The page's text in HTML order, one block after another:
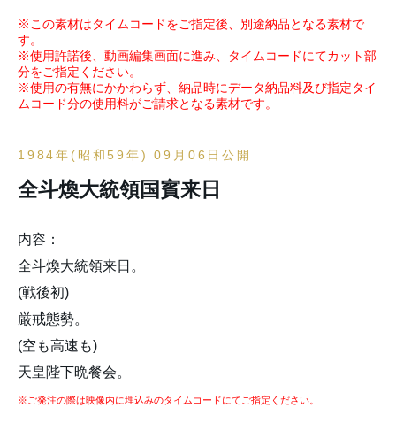
※この素材はタイムコードをご指定後、別途納品となる素材で
す。
※使用許諾後、動画編集画面に進み、タイムコードにてカット部
分をご指定ください。
※使用の有無にかかわらず、納品時にデータ納品料及び指定タイ
ムコード分の使用料がご請求となる素材です。
1984年(昭和59年) 09月06日公開
全斗煥大統領国賓来日
内容：
全斗煥大統領来日。
(戦後初)
厳戒態勢。
(空も高速も)
天皇陛下晩餐会。
※ご発注の際は映像内に埋込みのタイムコードにてご指定ください。